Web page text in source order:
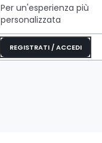
Per un'esperienza più
personalizzata
REGISTRATI / ACCEDI